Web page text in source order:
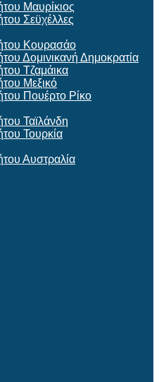
Μαυρίκιος
Σεϋχέλλες
Κουρασάο
Δομινικανή Δημοκρατία
Τζαμάικα
Μεξικό
Πουέρτο Ρίκο
Ταϊλάνδη
Τουρκία
Αυστραλία